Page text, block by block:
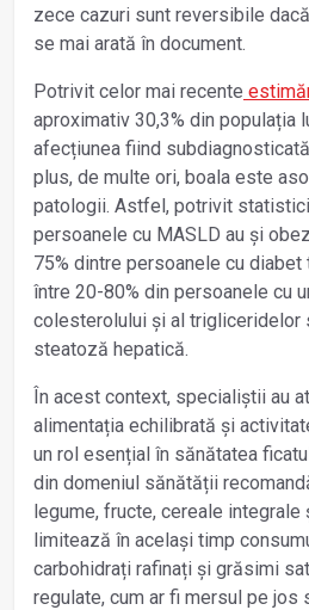
zece cazuri sunt reversibile
se mai arată în document.
Potrivit celor mai recente
aproximativ 30,3% din populația
afecțiunea fiind
plus, de multe ori, boala este
patologii. Astfel, potrivit
persoanele cu MASLD au și
75% dintre persoanele cu
între 20-80% din persoanele cu
colesterolului și al trigliceridelor
steatoză hepatică.
În acest context, specialiștii au
alimentația echilibrată și
un rol esențial în sănătatea
din domeniul sănătății
legume, fructe, cereale integrale
limitează în același timp
carbohidrați rafinați și grăsimi
regulate, cum ar fi mersul pe jos